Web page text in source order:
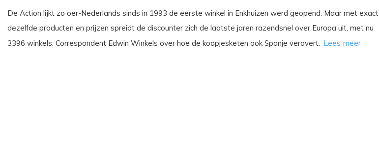
De Action lijkt zo oer-Nederlands sinds in 1993 de eerste winkel in Enkhuizen werd geopend. Maar met exact
dezelfde producten en prijzen spreidt de discounter zich de laatste jaren razendsnel over Europa uit, met nu
3396 winkels. Correspondent Edwin Winkels over hoe de koopjesketen ook Spanje verovert.